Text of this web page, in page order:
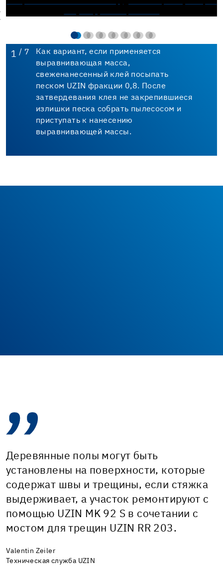
1 / 7
Как вариант, если применяется
выравнивающая масса,
свеженанесенный клей посыпать
песком UZIN фракции 0,8. После
затвердевания клея не закрепившиеся
излишки песка собрать пылесосом и
приступать к нанесению
выравнивающей массы.
Деревянные полы могут быть
установлены на поверхности, которые
содержат швы и трещины, если стяжка
выдерживает, а участок ремонтируют с
помощью UZIN MK 92 S в сочетании с
мостом для трещин UZIN RR 203.
Valentin Zeiler
Техническая служба UZIN